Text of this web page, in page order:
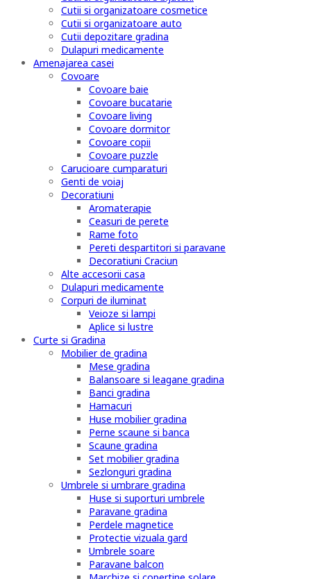
Cutii si organizatoare cosmetice
Cutii si organizatoare auto
Cutii depozitare gradina
Dulapuri medicamente
Amenajarea casei
Covoare
Covoare baie
Covoare bucatarie
Covoare living
Covoare dormitor
Covoare copii
Covoare puzzle
Carucioare cumparaturi
Genti de voiaj
Decoratiuni
Aromaterapie
Ceasuri de perete
Rame foto
Pereti despartitori si paravane
Decoratiuni Craciun
Alte accesorii casa
Dulapuri medicamente
Corpuri de iluminat
Veioze si lampi
Aplice si lustre
Curte si Gradina
Mobilier de gradina
Mese gradina
Balansoare si leagane gradina
Banci gradina
Hamacuri
Huse mobilier gradina
Perne scaune si banca
Scaune gradina
Set mobilier gradina
Sezlonguri gradina
Umbrele si umbrare gradina
Huse si suporturi umbrele
Paravane gradina
Perdele magnetice
Protectie vizuala gard
Umbrele soare
Paravane balcon